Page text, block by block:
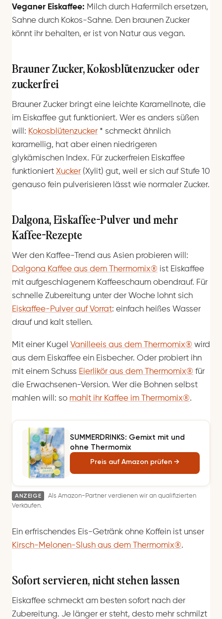
Veganer Eiskaffee: Milch durch Hafermilch ersetzen,
Sahne durch Kokos-Sahne. Den braunen Zucker
könnt ihr behalten, er ist von Natur aus vegan.
Brauner Zucker, Kokosblütenzucker oder
zuckerfrei
Brauner Zucker bringt eine leichte Karamellnote, die
im Eiskaffee gut funktioniert. Wer es anders süßen
will: Kokosblütenzucker * schmeckt ähnlich
karamellig, hat aber einen niedrigeren
glykämischen Index. Für zuckerfreien Eiskaffee
funktioniert Xucker (Xylit) gut, weil er sich auf Stufe 10
genauso fein pulverisieren lässt wie normaler Zucker.
Dalgona, Eiskaffee-Pulver und mehr
Kaffee-Rezepte
Wer den Kaffee-Trend aus Asien probieren will:
Dalgona Kaffee aus dem Thermomix® ist Eiskaffee
mit aufgeschlagenem Kaffeeschaum obendrauf. Für
schnelle Zubereitung unter der Woche lohnt sich
Eiskaffee-Pulver auf Vorrat: einfach heißes Wasser
drauf und kalt stellen.
Mit einer Kugel Vanilleeis aus dem Thermomix® wird
aus dem Eiskaffee ein Eisbecher. Oder probiert ihn
mit einem Schuss Eierlikör aus dem Thermomix® für
die Erwachsenen-Version. Wer die Bohnen selbst
mahlen will: so mahlt ihr Kaffee im Thermomix®.
SUMMERDRINKS: Gemixt mit und
ohne Thermomix
Preis auf Amazon prüfen →
ANZEIGE
Als Amazon-Partner verdienen wir an qualifizierten
Verkäufen.
Ein erfrischendes Eis-Getränk ohne Koffein ist unser
Kirsch-Melonen-Slush aus dem Thermomix®.
Sofort servieren, nicht stehen lassen
Eiskaffee schmeckt am besten sofort nach der
Zubereitung. Je länger er steht, desto mehr schmilzt